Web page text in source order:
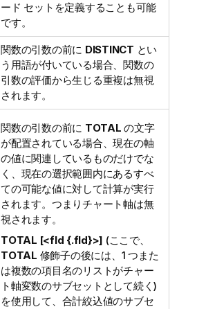
ード セットを定義することも可能
です。
関数の引数の前に DISTINCT とい
う用語が付いている場合、関数の
引数の評価から生じる重複は無視
されます。
関数の引数の前に TOTAL の文字
が配置されている場合、現在の軸
の値に関連しているものだけでな
く、現在の選択範囲内にあるすべ
ての可能な値に対して計算が実行
されます。つまりチャート軸は無
視されます。
TOTAL [<fld {.fld}>] (ここで、
TOTAL 修飾子の後には、1 つまた
は複数の項目名のリストがチャー
ト軸変数のサブセットとして続く)
を使用して、合計絞込値のサブセ